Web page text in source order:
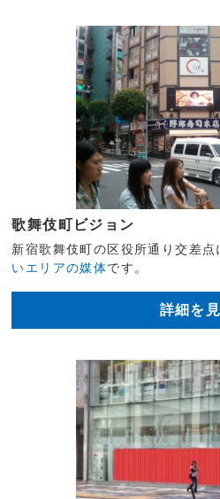
歌舞伎町ビジョン
新宿歌舞伎町の区役所通り交差点
いエリアの媒体です。
詳細を